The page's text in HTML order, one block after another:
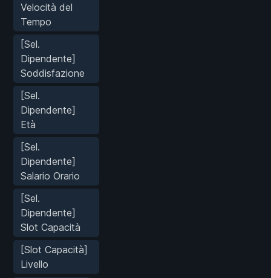
Velocità del
Tempo
[Sel.
Dipendente]
Soddisfazione
[Sel.
Dipendente]
Età
[Sel.
Dipendente]
Salario Orario
[Sel.
Dipendente]
Slot Capacità
[Slot Capacità]
Livello